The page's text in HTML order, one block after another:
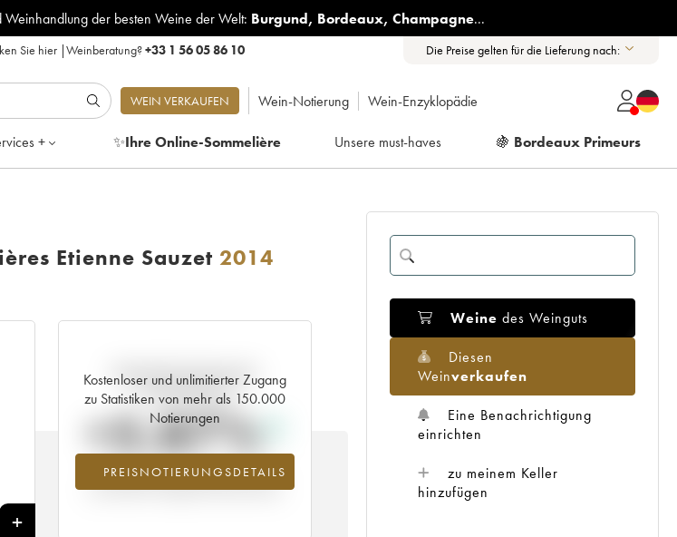
Weinhandlung der besten Weine der Welt: Burgund, Bordeaux, Champagne...
Sie hier|Weinberatung?+33 1 56 05 86 10 Die Preise gelten für die Lieferung nach:
WEIN VERKAUFEN Wein-Notierung Wein-Enzyklopädie
+ ✨Ihre Online-Sommelière Unsere must-haves 🍇 Bordeaux Primeurs
Etienne Sauzet 2014
+
Kostenloser und unlimitierter Zugang
zu Statistiken von mehr als 150.000
Notierungen
PREISNOTIERUNGSDETAILS
Aktuelle Entwicklung der
Preisnotierung
+5.87%
Preisanstiegs des Jahrgangs 2014 im
Jahr 2026 im Vergleich zum Jahr 2025
Weine des Weinguts
Diesen
Weinverkaufen
Eine Benachrichtigung
einrichten
zu meinem Keller
hinzufügen